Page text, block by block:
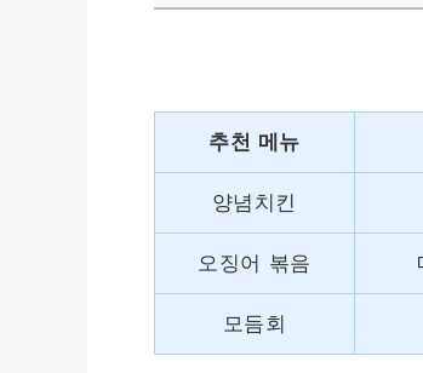
추천 메뉴
양념치킨
오징어 볶음
모듬회